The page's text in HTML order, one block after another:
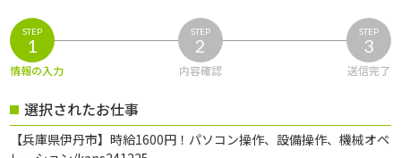
STEP
1
情報の入力
STEP
2
内容確認
STEP
3
送信完了
選択されたお仕事
【兵庫県伊丹市】時給1600円！パソコン操作、設備操作、機械オペ